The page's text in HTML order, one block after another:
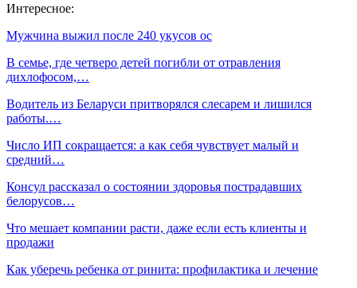
Интересное:
Мужчина выжил после 240 укусов ос
В семье, где четверо детей погибли от отравления
дихлофосом,…
Водитель из Беларуси притворялся слесарем и лишился
работы.…
Число ИП сокращается: а как себя чувствует малый и
средний…
Консул рассказал о состоянии здоровья пострадавших
белорусов…
Что мешает компании расти, даже если есть клиенты и
продажи
Как уберечь ребенка от ринита: профилактика и лечение